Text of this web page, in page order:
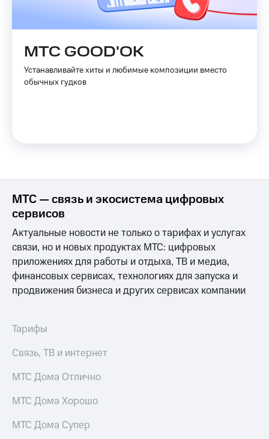
Деньги
Накопления
Откладывайте
деньги
номер
Настройки
Пополнить
номер
другого
оператора
Переводы
телефона
на карту
товаров
Скидки
до 40%
МТС GOOD'OK
Устанавливайте хиты и любимые композиции вместо
обычных гудков
МТС — связь и экосистема цифровых
сервисов
Актуальные новости не только о тарифах и услугах
связи, но и новых продуктах МТС: цифровых
приложениях для работы и отдыха, ТВ и медиа,
финансовых сервисах, технологиях для запуска и
продвижения бизнеса и других сервисах компании
Тарифы
Связь, ТВ и интернет
МТС Дома Отлично
МТС Дома Хорошо
МТС Дома Супер